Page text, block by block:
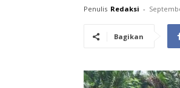
Penulis Redaksi -
Bagikan